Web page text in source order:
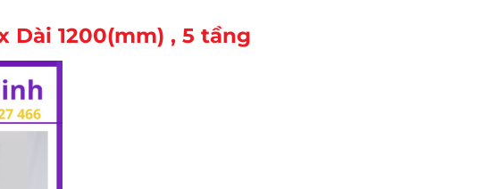
Dài 1200(mm) , 5 tầng